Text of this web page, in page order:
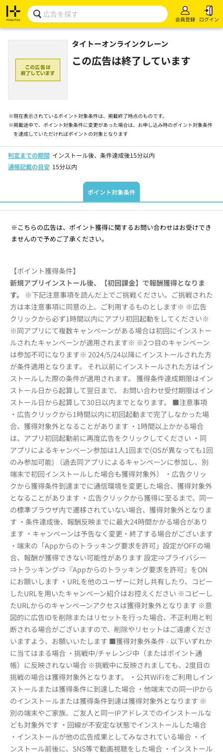
会員登録 ログイン
タイトーオンラインクレーン
この広告は終了しています
※現在表示されているポイント対象条件は、掲載終了時点のものです。
※掲載途中で、ポイント対象条件に変更があった場合は、お申し込み時のポイント対象条件
を達成していただければポイントの対象となります
判定までの期間 インストール後、条件達成後15分以内
通帳記載の目安 15分以内
ポイント対象条件
※こちらの広告は、ポイント獲得に関するお問い合わせはお受けでき
ませんので予めご了承ください。
【ポイント獲得条件】
新規アプリインストール後、【初回課金】で報酬獲得となりま
す。
※下記注意事項を読んだ上でご挑戦ください。ご挑戦された
方は本注意事項に同意の上、ご利用するものとします※ ※広告
クリックから必ず1時間以内にアプリ初回起動をしてください※
※同アプリにて複数キャンペーンがある場合は初回にインストー
ルされたキャンペーンが適用されます※ ※2つ目のキャンペーン
は参加不可になります※ 2024/5/24以降にインストールされた方
が条件適用となります。 それ以前にインストールされた方はイン
ストールした際の条件が適用されます。 獲得条件達成期限はイン
ストール日から起算して翌日まで、 お問い合わせ受付期限はイン
ストール日から起算して30日以内までとなります。 ■注意事項
・広告クリックから1時間以内に初回起動まで完了しなかった場
合、獲得対象外となることがあります ・1時間以上かかる場合
は、アプリ初回起動前に再度広告をクリックしてください ・同
アプリによるキャンペーン参加は1人1回まで(OSが異なっても1回
のみ参加可能) （過去同アプリによるキャンペーンに参加し、別
端末で初回インストールした場合も獲得対象外） ・広告クリッ
クから獲得条件到達までに通信環境を変更した場合、獲得対象外
となることがあります ・広告クリックから獲得に至るまで、同一
の標準ブラウザ内で遷移されていない場合、獲得対象外となりま
す ・条件達成後、報酬反映までに最大24時間かかる場合があり
ます ・キャンペーンは予告なく変更・終了する場合がございます
・端末の「Appからのトラッキング要求を許可」設定がOFFの場
合、報酬が獲得できない可能性があります 設定⇒プライバシー
⇒トラッキング⇒『Appからのトラッキング要求を許可』をON
にお願いします ・URLを他のユーザーに対し共有したり、コピー
したURLを用いたキャンペーン紹介はお控えください ※コピーし
たURLからのキャンペーンアクセスは獲得対象外となります ※意
図的に広告IDを削除またはリセットを行った場合、不正利用と判
断される場合がございますので、削除やリセットはご遠慮くださ
いますよう、お願いいたします ■獲得対象外条件 - 以下いずれか
に当てはまる場合 ・挑戦中/チャレンジ中（またはポイント通
帳）に反映されない場合 ※挑戦中に反映されましても、2度目の
挑戦の場合は獲得対象外となります。 ・公共WiFiをご利用しイン
ストールまたは獲得条件に到達した場合 ・他端末での同一IPから
のインストールまたは獲得条件到達は獲得対象外となります ※
別の端末やご家族、ご友人と同一IPアドレスでのインストールな
ども対象外です ・回線が不安定な状態でインストールした場合
・インストールが他の広告成果としてみなされている場合 ・イ
ンストール前後に、SNS等で動画視聴をした場合 ・インストール